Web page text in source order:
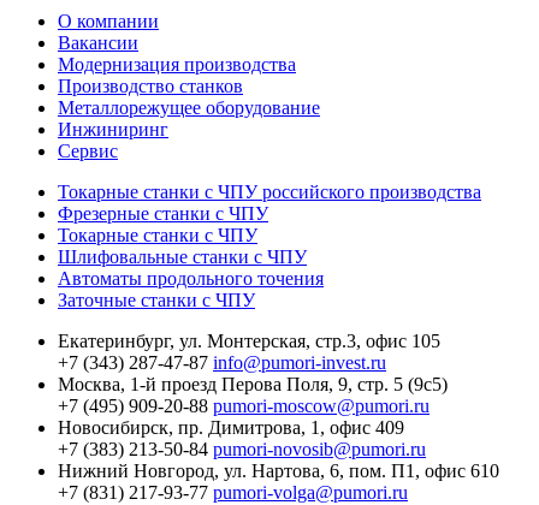
О компании
Вакансии
Модернизация производства
Производство станков
Металлорежущее оборудование
Инжиниринг
Сервис
Токарные станки с ЧПУ российского производства
Фрезерные станки с ЧПУ
Токарные станки с ЧПУ
Шлифовальные станки с ЧПУ
Автоматы продольного точения
Заточные станки с ЧПУ
Екатеринбург, ул. Монтерская, стр.3, офис 105
+7 (343) 287-47-87 info@pumori-invest.ru
Москва, 1-й проезд Перова Поля, 9, стр. 5 (9с5)
+7 (495) 909-20-88 pumori-moscow@pumori.ru
Новосибирск, пр. Димитрова, 1, офис 409
+7 (383) 213-50-84 pumori-novosib@pumori.ru
Нижний Новгород, ул. Нартова, 6, пом. П1, офис 610
+7 (831) 217-93-77 pumori-volga@pumori.ru